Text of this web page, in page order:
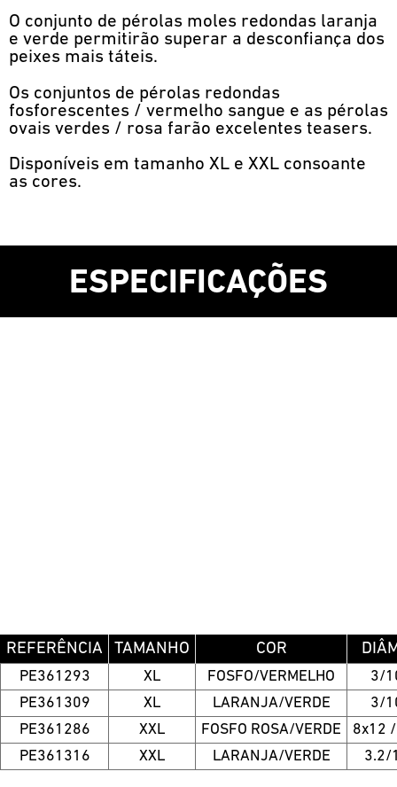
O conjunto de pérolas moles redondas laranja
e verde permitirão superar a desconfiança dos
peixes mais táteis.
Os conjuntos de pérolas redondas
fosforescentes / vermelho sangue e as pérolas
ovais verdes / rosa farão excelentes teasers.
Disponíveis em tamanho XL e XXL consoante
as cores.
ESPECIFICAÇÕES
REFERÊNCIA TAMANHO COR
PE361293 XL FOSFO/VERMELHO
3/
PE361309
XL LARANJA/VERDE
3/
PE361286
XXL FOSFO ROSA/VERDE
8x12
PE361316
XXL LARANJA/VERDE 3.2/